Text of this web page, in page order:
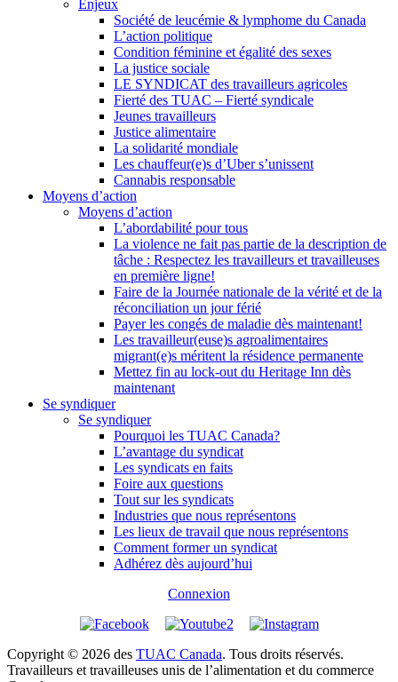
Enjeux
Société de leucémie & lymphome du Canada
L’action politique
Condition féminine et égalité des sexes
La justice sociale
LE SYNDICAT des travailleurs agricoles
Fierté des TUAC – Fierté syndicale
Jeunes travailleurs
Justice alimentaire
La solidarité mondiale
Les chauffeur(e)s d’Uber s’unissent
Cannabis responsable
Moyens d’action
Moyens d’action
L’abordabilité pour tous
La violence ne fait pas partie de la description de
tâche : Respectez les travailleurs et travailleuses
en première ligne!
Faire de la Journée nationale de la vérité et de la
réconciliation un jour férié
Payer les congés de maladie dès maintenant!
Les travailleur(euse)s agroalimentaires
migrant(e)s méritent la résidence permanente
Mettez fin au lock-out du Heritage Inn dès
maintenant
Se syndiquer
Se syndiquer
Pourquoi les TUAC Canada?
L’avantage du syndicat
Les syndicats en faits
Foire aux questions
Tout sur les syndicats
Industries que nous représentons
Les lieux de travail que nous représentons
Comment former un syndicat
Adhérez dès aujourd’hui
Connexion
Copyright © 2026 des TUAC Canada. Tous droits réservés.
Travailleurs et travailleuses unis de l’alimentation et du commerce